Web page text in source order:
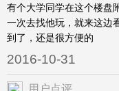
有个大学同学在这个楼盘
一次去找他玩，就来这边
到了，还是很方便的
2016-10-31